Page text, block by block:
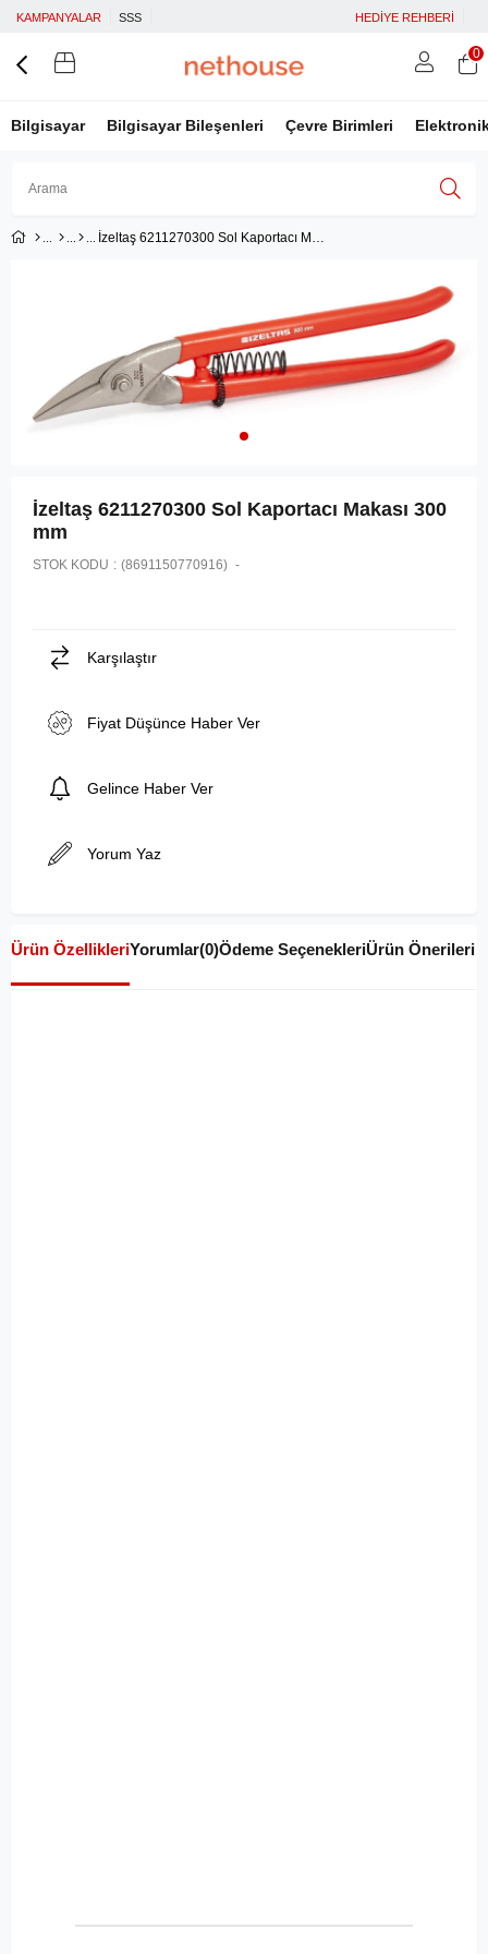
KAMPANYALAR SSS HEDİYE REHBERİ
Bilgisayar Bilgisayar Bileşenleri Çevre Birimleri
Üye Girişi Facebook İle Bağlan
0
İzeltaş 6211270300 Sol Kaportacı Makası 300 mm
İzeltaş 6211270300 Sol Kaportacı Makası 300
mm
STOK KODU (8691150770916)
Karşılaştır
Fiyat Düşünce Haber Ver
Gelince Haber Ver
Yorum Yaz
Ürün ÖzellikleriYorumlar(0)Ödeme SeçenekleriÜrün Önerileri